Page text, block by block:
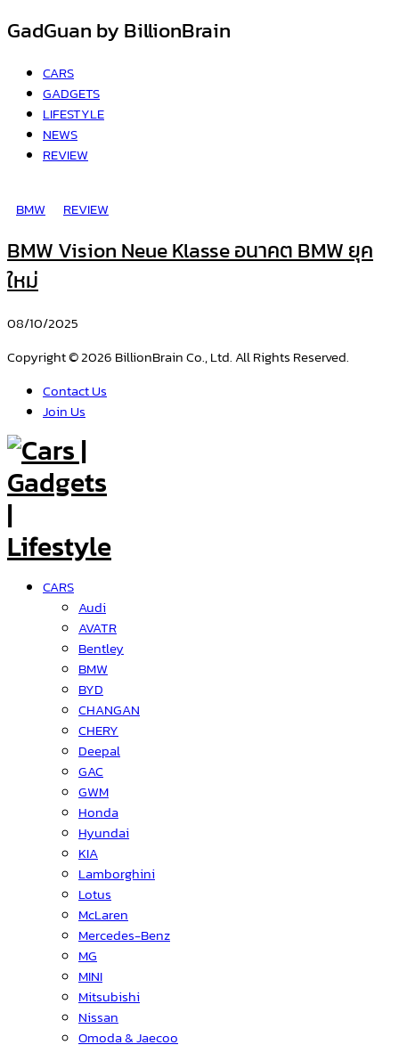
GadGuan by BillionBrain
CARS
GADGETS
LIFESTYLE
NEWS
REVIEW
BMW REVIEW
BMW Vision Neue Klasse อนาคต BMW ยุค
ใหม่
08/10/2025
Copyright © 2026 BillionBrain Co., Ltd. All Rights Reserved.
Contact Us
Join Us
CARS
Audi
AVATR
Bentley
BMW
BYD
CHANGAN
CHERY
Deepal
GAC
GWM
Honda
Hyundai
KIA
Lamborghini
Lotus
McLaren
Mercedes-Benz
MG
MINI
Mitsubishi
Nissan
Omoda & Jaecoo